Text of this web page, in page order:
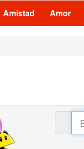
Amistad Amor